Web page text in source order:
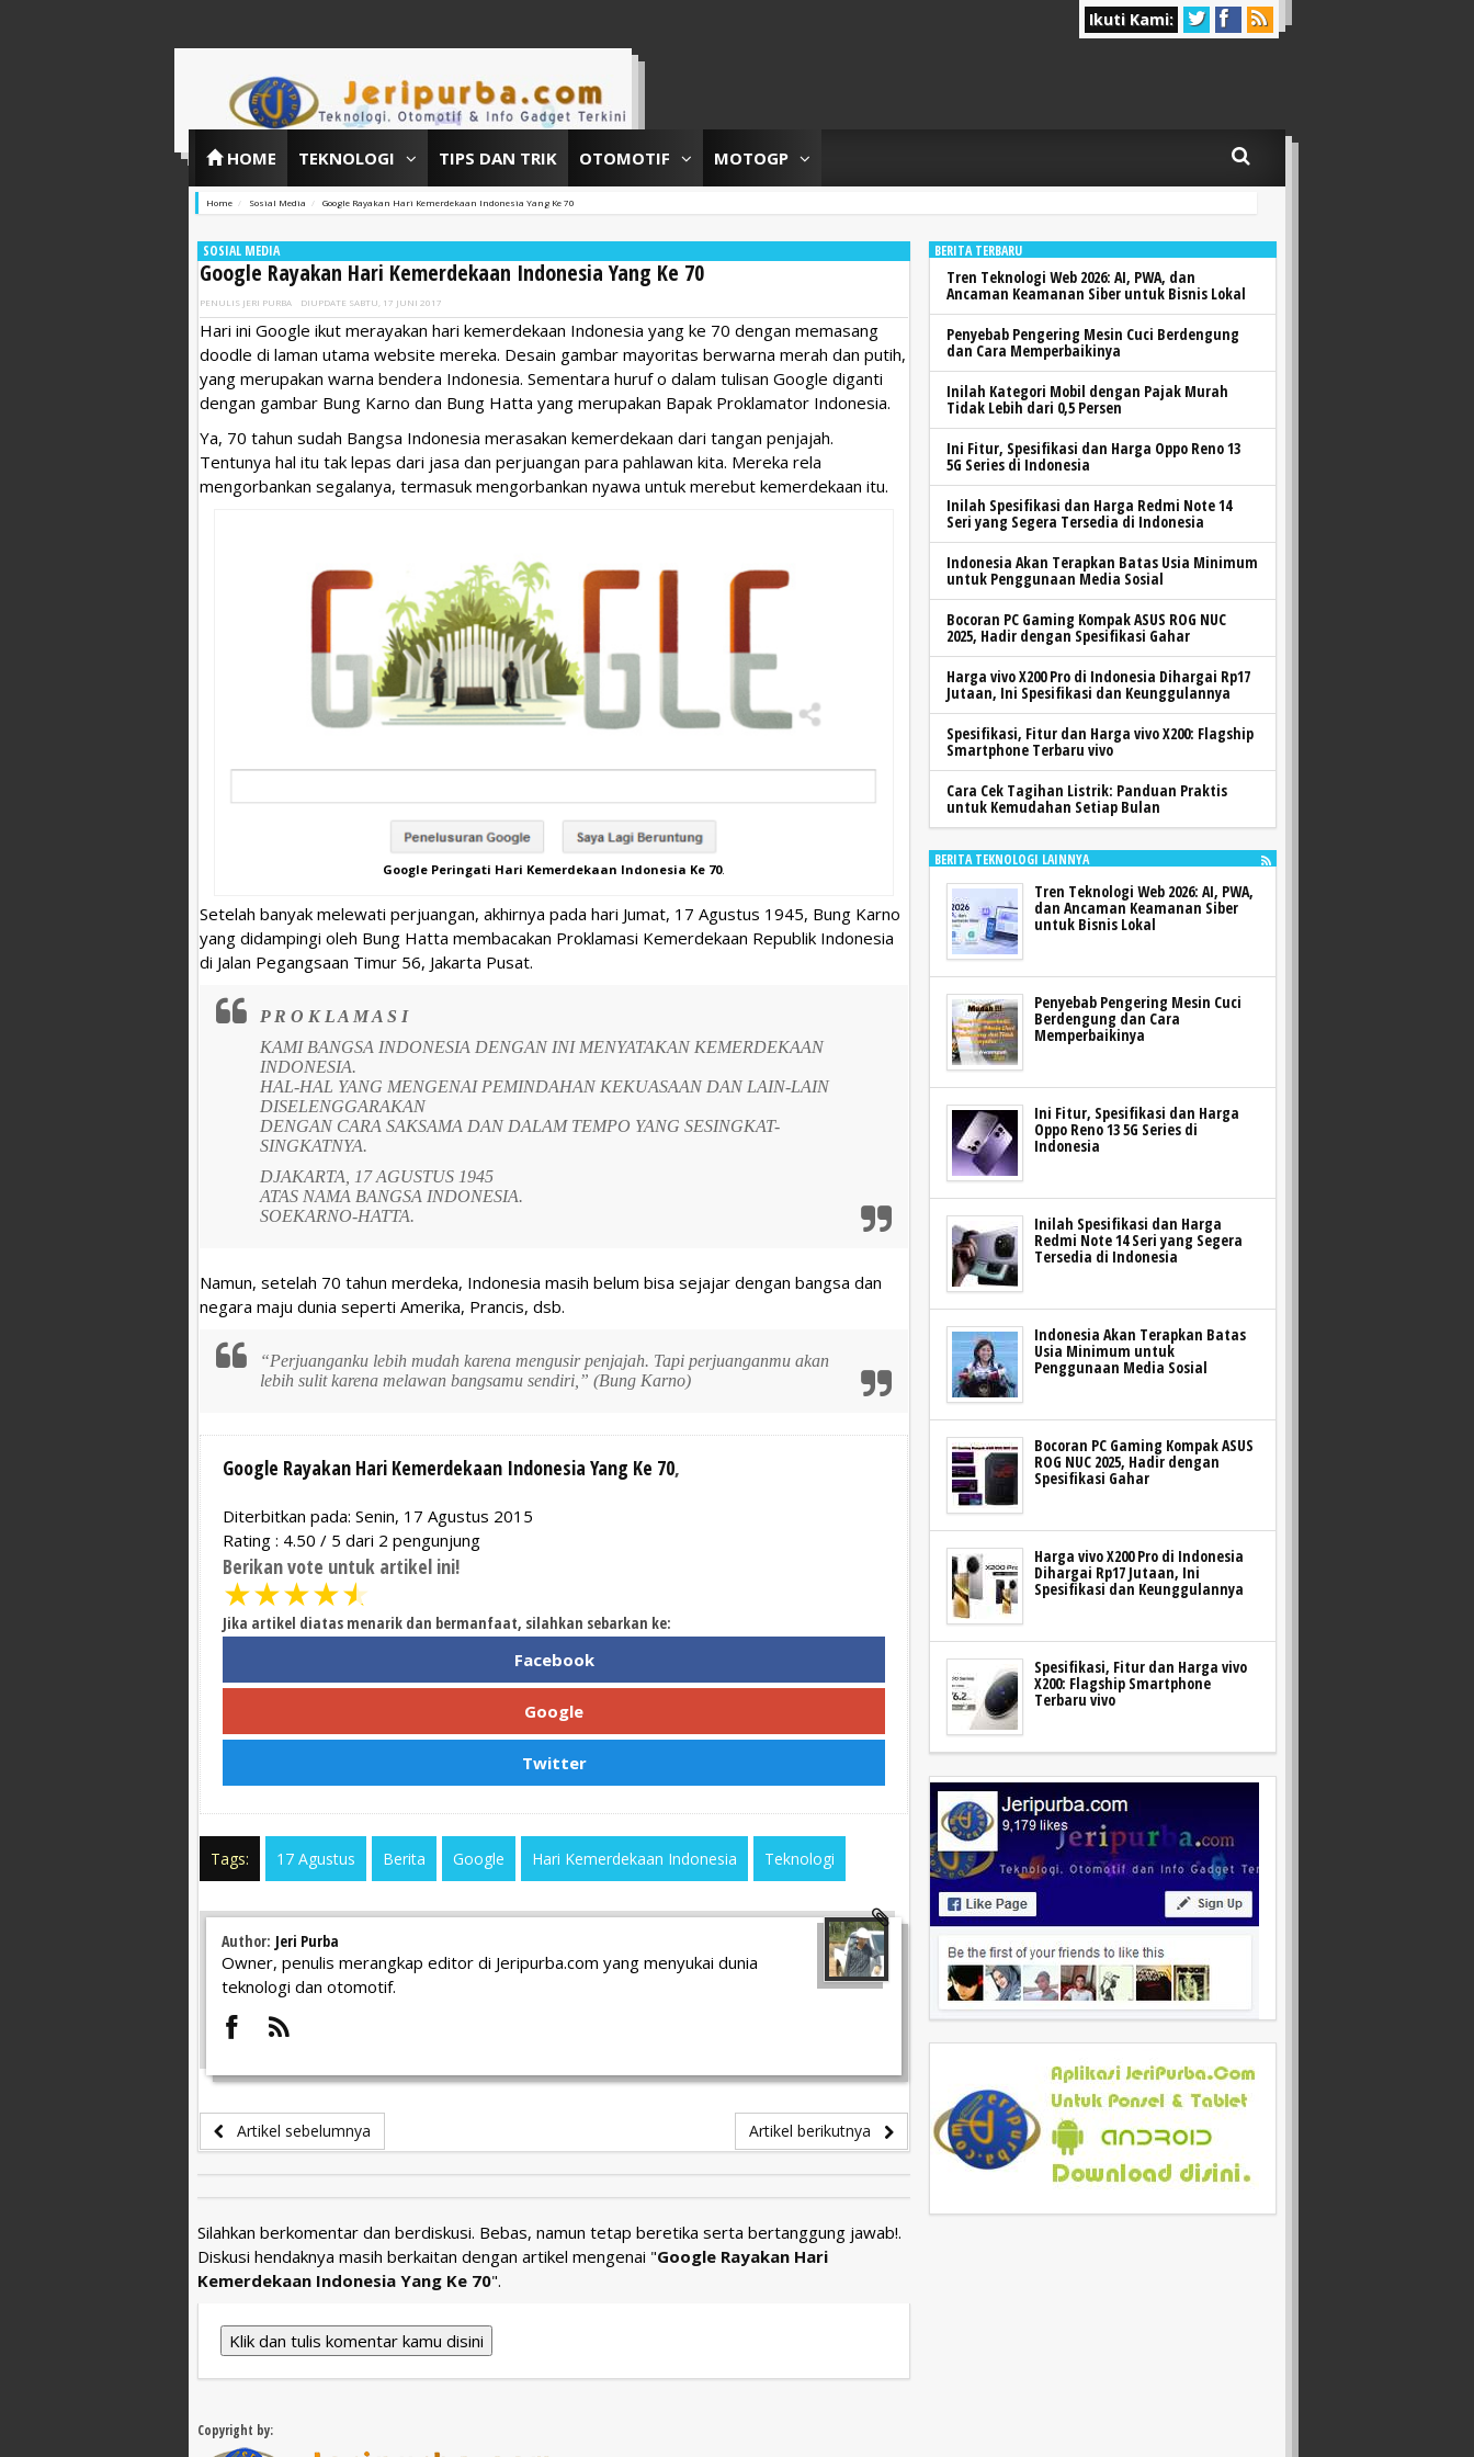
Ikuti Kami:
HOME TEKNOLOGI TIPS DAN TRIK OTOMOTIF MOTOGP
Home Sosial Media Google Rayakan Hari Kemerdekaan Indonesia Yang Ke 70
SOSIAL MEDIA
Google Rayakan Hari Kemerdekaan Indonesia Yang Ke 70
PENULIS JERI PURBA DIUPDATE SABTU, 17 JUNI 2017
Hari ini Google ikut merayakan hari kemerdekaan Indonesia yang ke 70 dengan memasang
doodle di laman utama website mereka. Desain gambar mayoritas berwarna merah dan putih,
yang merupakan warna bendera Indonesia. Sementara huruf o dalam tulisan Google diganti
dengan gambar Bung Karno dan Bung Hatta yang merupakan Bapak Proklamator Indonesia.
Ya, 70 tahun sudah Bangsa Indonesia merasakan kemerdekaan dari tangan penjajah.
Tentunya hal itu tak lepas dari jasa dan perjuangan para pahlawan kita. Mereka rela
mengorbankan segalanya, termasuk mengorbankan nyawa untuk merebut kemerdekaan itu.
Google Peringati Hari Kemerdekaan Indonesia Ke 70.
Setelah banyak melewati perjuangan, akhirnya pada hari Jumat, 17 Agustus 1945, Bung Karno
yang didampingi oleh Bung Hatta membacakan Proklamasi Kemerdekaan Republik Indonesia
di Jalan Pegangsaan Timur 56, Jakarta Pusat.
P R O K L A M A S I
KAMI BANGSA INDONESIA DENGAN INI MENYATAKAN KEMERDEKAAN
INDONESIA.
HAL-HAL YANG MENGENAI PEMINDAHAN KEKUASAAN DAN LAIN-LAIN
DISELENGGARAKAN
DENGAN CARA SAKSAMA DAN DALAM TEMPO YANG SESINGKAT-
SINGKATNYA.
DJAKARTA, 17 AGUSTUS 1945
ATAS NAMA BANGSA INDONESIA.
SOEKARNO-HATTA.
Namun, setelah 70 tahun merdeka, Indonesia masih belum bisa sejajar dengan bangsa dan
negara maju dunia seperti Amerika, Prancis, dsb.
“Perjuanganku lebih mudah karena mengusir penjajah. Tapi perjuanganmu akan
lebih sulit karena melawan bangsamu sendiri,” (Bung Karno)
Google Rayakan Hari Kemerdekaan Indonesia Yang Ke 70,
Diterbitkan pada: Senin, 17 Agustus 2015
Rating : 4.50 / 5 dari 2 pengunjung
Berikan vote untuk artikel ini!
★★★★★
Jika artikel diatas menarik dan bermanfaat, silahkan sebarkan ke:
Facebook
Google
Twitter
Tags: 17 Agustus Berita Google Hari Kemerdekaan Indonesia Teknologi
Author: Jeri Purba
Owner, penulis merangkap editor di Jeripurba.com yang menyukai dunia
teknologi dan otomotif.
Artikel sebelumnya Artikel berikutnya
Silahkan berkomentar dan berdiskusi. Bebas, namun tetap beretika serta bertanggung jawab!.
Diskusi hendaknya masih berkaitan dengan artikel mengenai "Google Rayakan Hari
Kemerdekaan Indonesia Yang Ke 70".
Klik dan tulis komentar kamu disini
Copyright by:
BERITA TERBARU
Tren Teknologi Web 2026: AI, PWA, dan
Ancaman Keamanan Siber untuk Bisnis Lokal
Penyebab Pengering Mesin Cuci Berdengung
dan Cara Memperbaikinya
Inilah Kategori Mobil dengan Pajak Murah
Tidak Lebih dari 0,5 Persen
Ini Fitur, Spesifikasi dan Harga Oppo Reno 13
5G Series di Indonesia
Inilah Spesifikasi dan Harga Redmi Note 14
Seri yang Segera Tersedia di Indonesia
Indonesia Akan Terapkan Batas Usia Minimum
untuk Penggunaan Media Sosial
Bocoran PC Gaming Kompak ASUS ROG NUC
2025, Hadir dengan Spesifikasi Gahar
Harga vivo X200 Pro di Indonesia Dihargai Rp17
Jutaan, Ini Spesifikasi dan Keunggulannya
Spesifikasi, Fitur dan Harga vivo X200: Flagship
Smartphone Terbaru vivo
Cara Cek Tagihan Listrik: Panduan Praktis
untuk Kemudahan Setiap Bulan
BERITA TEKNOLOGI LAINNYA
Tren Teknologi Web 2026: AI, PWA,
dan Ancaman Keamanan Siber
untuk Bisnis Lokal
Penyebab Pengering Mesin Cuci
Berdengung dan Cara
Memperbaikinya
Ini Fitur, Spesifikasi dan Harga
Oppo Reno 13 5G Series di
Indonesia
Inilah Spesifikasi dan Harga
Redmi Note 14 Seri yang Segera
Tersedia di Indonesia
Indonesia Akan Terapkan Batas
Usia Minimum untuk
Penggunaan Media Sosial
Bocoran PC Gaming Kompak ASUS
ROG NUC 2025, Hadir dengan
Spesifikasi Gahar
Harga vivo X200 Pro di Indonesia
Dihargai Rp17 Jutaan, Ini
Spesifikasi dan Keunggulannya
Spesifikasi, Fitur dan Harga vivo
X200: Flagship Smartphone
Terbaru vivo